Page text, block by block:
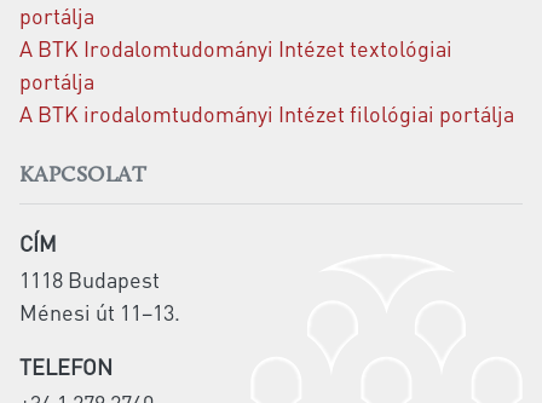
portálja
A BTK Irodalomtudományi Intézet textológiai
portálja
A BTK irodalomtudományi Intézet filológiai portálja
KAPCSOLAT
CÍM
1118 Budapest
Ménesi út 11–13.
TELEFON